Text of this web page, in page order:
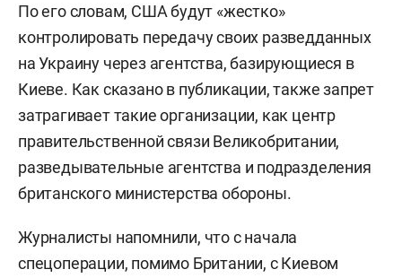
По его словам, США будут «жестко»
контролировать передачу своих разведданных
на Украину через агентства, базирующиеся в
Киеве. Как сказано в публикации, также запрет
затрагивает такие организации, как центр
правительственной связи Великобритании,
разведывательные агентства и подразделения
британского министерства обороны.
Журналисты напомнили, что с начала
спецоперации, помимо Британии, с Киевом